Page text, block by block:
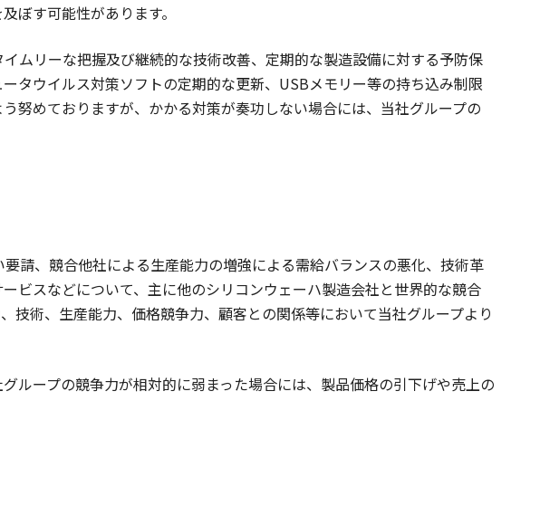
ぼす可能性があります。
ムリーな把握及び継続的な技術改善、定期的な製造設備に対する予防保
タウイルス対策ソフトの定期的な更新、USBメモリー等の持ち込み制限
努めておりますが、かかる対策が奏功しない場合には、当社グループの
請、競合他社による生産能力の増強による需給バランスの悪化、技術革
ビスなどについて、主に他のシリコンウェーハ製造会社と世界的な競合
技術、生産能力、価格競争力、顧客との関係等において当社グループより
ループの競争力が相対的に弱まった場合には、製品価格の引下げや売上の